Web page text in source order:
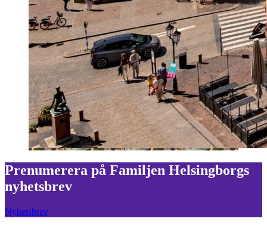
Prenumerera på Familjen Helsingborgs
nyhetsbrev
Nyhetsbrev